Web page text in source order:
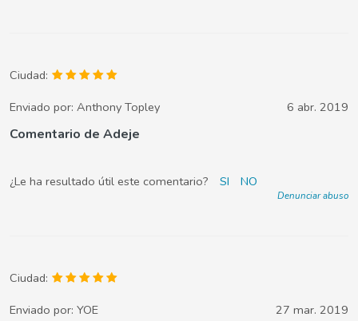
Ciudad:
Enviado por: Anthony Topley 6 abr. 2019
Comentario de Adeje
¿Le ha resultado útil este comentario? SI NO
Denunciar abuso
Ciudad:
Enviado por: YOE 27 mar. 2019